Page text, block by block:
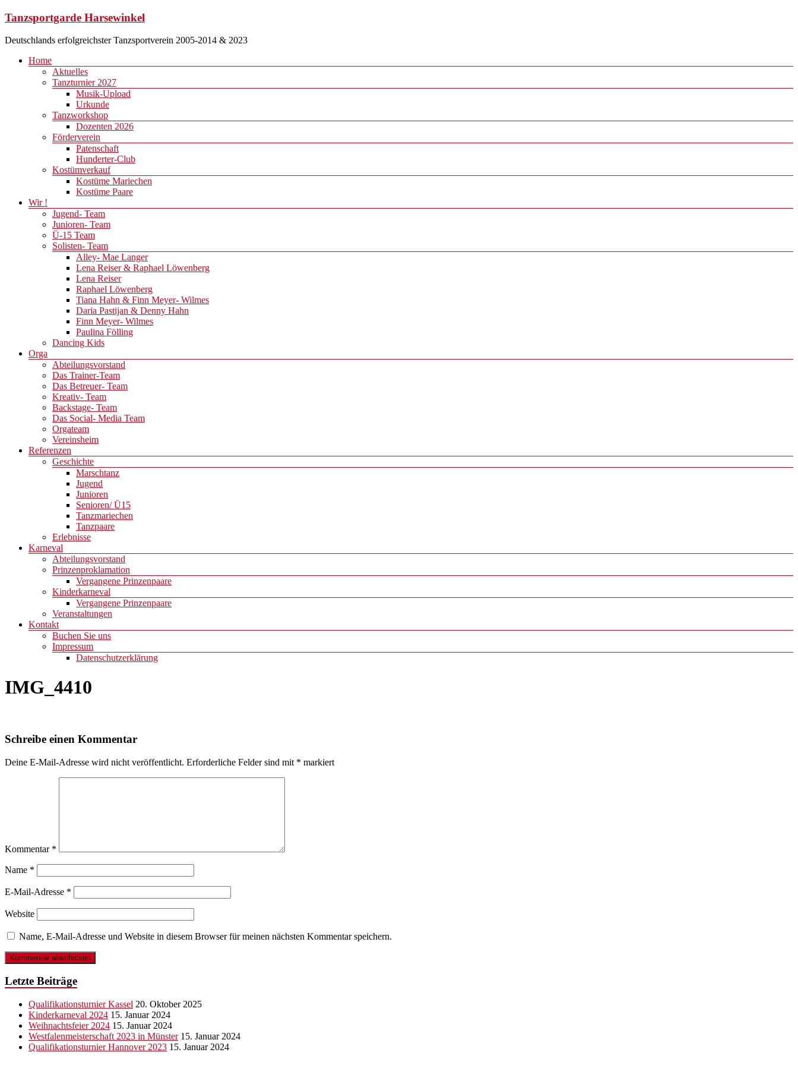
Zum
springen
Tanzsportgarde Harsewinkel
Deutschlands erfolgreichster Tanzsportverein 2005-2014 & 2023
Menü
Home
Aktuelles
Tanzturnier 2027
Musik-Upload
Urkunde
Tanzworkshop
Dozenten 2026
Förderverein
Patenschaft
Hunderter-Club
Kostümverkauf
Kostüme Mariechen
Kostüme Paare
Wir !
Jugend- Team
Junioren- Team
Ü-15 Team
Solisten- Team
Alley- Mae Langer
Lena Reiser & Raphael Löwenberg
Lena Reiser
Raphael Löwenberg
Tiana Hahn & Finn Meyer- Wilmes
Daria Pastijan & Denny Hahn
Finn Meyer- Wilmes
Paulina Fölling
Dancing Kids
Orga
Abteilungsvorstand
Das Trainer-Team
Das Betreuer- Team
Kreativ- Team
Backstage- Team
Das Social- Media Team
Orgateam
Vereinsheim
Referenzen
Geschichte
Marschtanz
Jugend
Junioren
Senioren/ Ü15
Tanzmariechen
Tanzpaare
Erlebnisse
Karneval
Abteilungsvorstand
Prinzenproklamation
Vergangene Prinzenpaare
Kinderkarneval
Vergangene Prinzenpaare
Veranstaltungen
Kontakt
Buchen Sie uns
Impressum
Datenschutzerklärung
IMG_4410
Schreibe einen Kommentar
Deine E-Mail-Adresse wird nicht veröffentlicht. Erforderliche Felder sind mit * markiert
Kommentar *
Name *
E-Mail-Adresse *
Website
Name, E-Mail-Adresse und Website in diesem Browser für meinen nächsten Kommentar speichern.
Letzte Beiträge
Qualifikationsturnier Kassel 20. Oktober 2025
Kinderkarneval 2024 15. Januar 2024
Weihnachtsfeier 2024 15. Januar 2024
Westfalenmeisterschaft 2023 in Münster 15. Januar 2024
Qualifikationsturnier Hannover 2023 15. Januar 2024